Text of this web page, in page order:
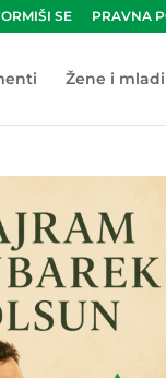
SE PRAVNA
Žene i mladi